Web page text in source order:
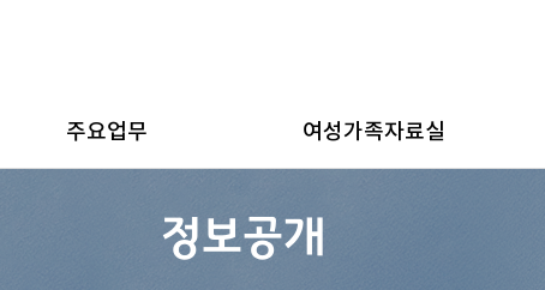
주요업무 여성가족자료실
정보공개